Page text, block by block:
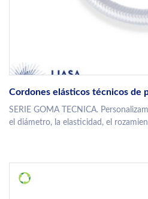
Cordones elásticos técnicos de
SERIE GOMA TECNICA.
el diámetro, la elasticidad, el